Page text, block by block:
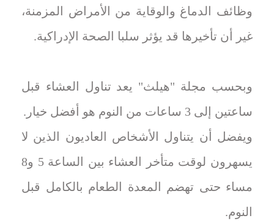
وظائف الدماغ والوقاية من الأمراض المزمنة،
غير أن تأخيرها قد يؤثر سلبا الصحة الإدراكية.
وبحسب مجلة "هيلث" يعد تناول العشاء قبل
ساعتين إلى 3 ساعات من النوم هو أفضل خيار.
ويفضل أن يتناول الأشخاص العاديون الذين لا
يسهرون لوقت متأخر العشاء بين الساعة 5 و8
مساء حتى تهضم المعدة الطعام بالكامل قبل
النوم.